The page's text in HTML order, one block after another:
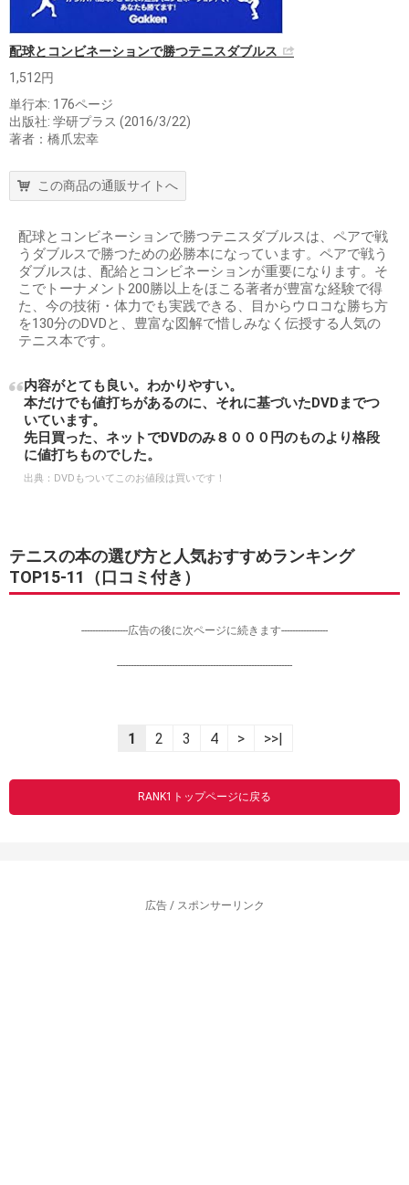
配球とコンビネーションで勝つテニスダブルス
1,512円
単行本: 176ページ
出版社: 学研プラス (2016/3/22)
著者：橋爪宏幸
この商品の通販サイトへ
配球とコンビネーションで勝つテニスダブルスは、ペアで戦
うダブルスで勝つための必勝本になっています。ペアで戦う
ダブルスは、配給とコンビネーションが重要になります。そ
こでトーナメント200勝以上をほこる著者が豊富な経験で得
た、今の技術・体力でも実践できる、目からウロコな勝ち方
を130分のDVDと、豊富な図解で惜しみなく伝授する人気の
テニス本です。
内容がとても良い。わかりやすい。
本だけでも値打ちがあるのに、それに基づいたDVDまでつ
いています。
先日買った、ネットでDVDのみ８０００円のものより格段
に値打ちものでした。
出典： DVDもついてこのお値段は買いです！
テニスの本の選び方と人気おすすめランキング
TOP15-11（口コミ付き）
-----------------広告の後に次ページに続きます-----------------
----------------------------------------------------------------
1 2 3 4 > >>|
RANK1トップページに戻る
広告 / スポンサーリンク